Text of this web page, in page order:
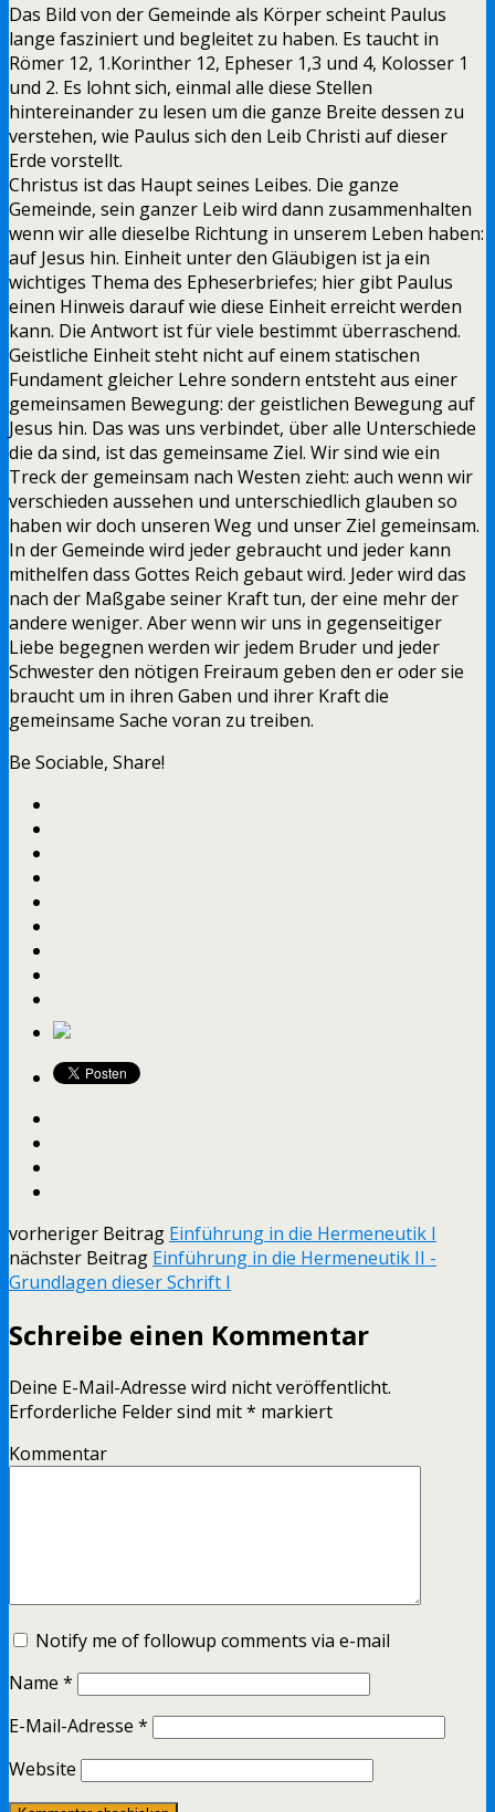
Das Bild von der Gemeinde als Körper scheint Paulus
lange fasziniert und begleitet zu haben. Es taucht in
Römer 12, 1.Korinther 12, Epheser 1,3 und 4, Kolosser 1
und 2. Es lohnt sich, einmal alle diese Stellen
hintereinander zu lesen um die ganze Breite dessen zu
verstehen, wie Paulus sich den Leib Christi auf dieser
Erde vorstellt.
Christus ist das Haupt seines Leibes. Die ganze
Gemeinde, sein ganzer Leib wird dann zusammenhalten
wenn wir alle dieselbe Richtung in unserem Leben haben:
auf Jesus hin. Einheit unter den Gläubigen ist ja ein
wichtiges Thema des Epheserbriefes; hier gibt Paulus
einen Hinweis darauf wie diese Einheit erreicht werden
kann. Die Antwort ist für viele bestimmt überraschend.
Geistliche Einheit steht nicht auf einem statischen
Fundament gleicher Lehre sondern entsteht aus einer
gemeinsamen Bewegung: der geistlichen Bewegung auf
Jesus hin. Das was uns verbindet, über alle Unterschiede
die da sind, ist das gemeinsame Ziel. Wir sind wie ein
Treck der gemeinsam nach Westen zieht: auch wenn wir
verschieden aussehen und unterschiedlich glauben so
haben wir doch unseren Weg und unser Ziel gemeinsam.
In der Gemeinde wird jeder gebraucht und jeder kann
mithelfen dass Gottes Reich gebaut wird. Jeder wird das
nach der Maßgabe seiner Kraft tun, der eine mehr der
andere weniger. Aber wenn wir uns in gegenseitiger
Liebe begegnen werden wir jedem Bruder und jeder
Schwester den nötigen Freiraum geben den er oder sie
braucht um in ihren Gaben und ihrer Kraft die
gemeinsame Sache voran zu treiben.
Be Sociable, Share!
vorheriger Beitrag Einführung in die Hermeneutik I
nächster Beitrag Einführung in die Hermeneutik II -
Grundlagen dieser Schrift I
Schreibe einen Kommentar
Deine E-Mail-Adresse wird nicht veröffentlicht.
Erforderliche Felder sind mit* markiert
Kommentar
Notify me of followup comments via e-mail
Name *
E-Mail-Adresse *
Website